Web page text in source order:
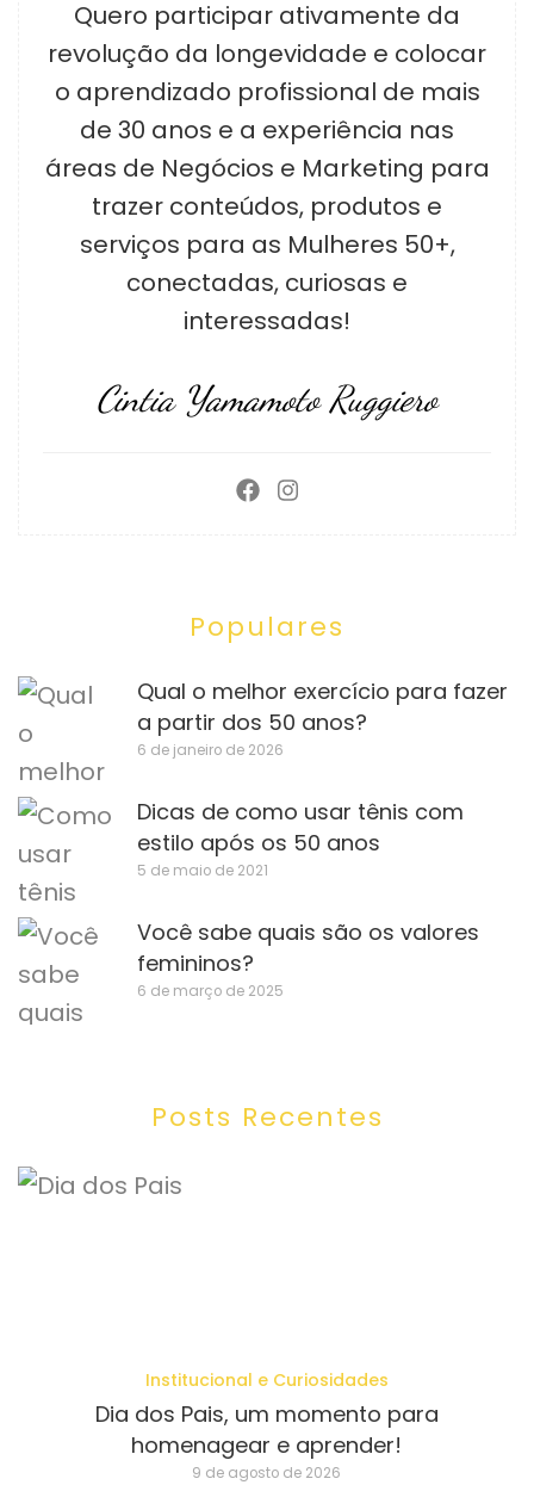
Quero participar ativamente da
revolução da longevidade e colocar
o aprendizado profissional de mais
de 30 anos e a experiência nas
áreas de Negócios e Marketing para
trazer conteúdos, produtos e
serviços para as Mulheres 50+,
conectadas, curiosas e
interessadas!
Cintia Yamamoto Ruggiero
Populares
Qual o melhor exercício para fazer
a partir dos 50 anos?
6 de janeiro de 2026
Dicas de como usar tênis com
estilo após os 50 anos
5 de maio de 2021
Você sabe quais são os valores
femininos?
6 de março de 2025
Posts Recentes
Institucional e Curiosidades
Dia dos Pais, um momento para
homenagear e aprender!
9 de agosto de 2026